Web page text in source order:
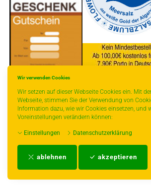
Wir verwenden Cookies
Wir setzen auf dieser Webseite Cookies ein. Mit
Webseite, stimmen Sie der Verwendung von
Information dazu, wie wir Cookies einsetzen, und
Voreinstellungen verändern können:
Einstellungen Datenschutzerklärung
ablehnen akzeptieren
* gilt für Lieferungen innerhalb Deutschlands,
entnehmen Sie bitte der Schaltfläche mit den
Impressum-AGB-Zahlungs- und
Biozertifikat
Widerrufsrecht Datenschutzerklärung